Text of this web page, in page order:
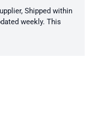
Shipped within
weekly. This